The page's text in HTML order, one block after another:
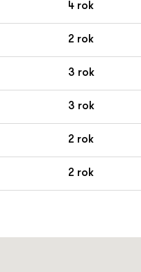
4 rok
2 rok
3 rok
3 rok
2 rok
2 rok